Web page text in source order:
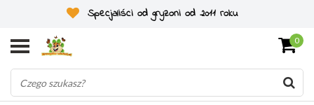
Specjaliści od gryzoni od 2011 roku
0